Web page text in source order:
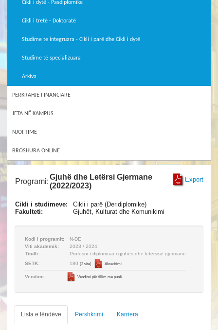
Cikli i dytë - Pasdiplomike
Cikli i tretë - Doktoratë
Studime te integruara - Cikli i parë dhe Cikli i dytë
Studime të specializuara
Arkiva
PËRKRAHJE FINANCIARE
JETA NË KAMPUS
NJOFTIME
BROSHURA ONLINE
Export
Programi:
Gjuhë dhe Letërsi Gjermane
(2022/2023)
Cikli i studimeve:
Cikli i parë (Deridiplomike)
Fakulteti:
Gjuhët, Kulturat dhe Komunikimi
Kodi i programit:
N-DE
Viti akademik:
2023 / 2024
Titulli:
Profesor i diplomuar i gjuhës dhe letërsisë gjermane
SETK:
180 (3 vite) Akreditimi
Vendimi: Vendimi për fillim me punë
Lista e lëndëve Përshkrimi Karriera